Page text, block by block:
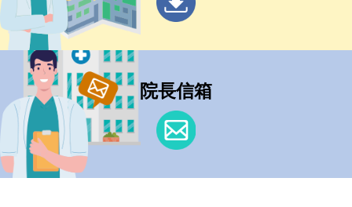
院長信箱